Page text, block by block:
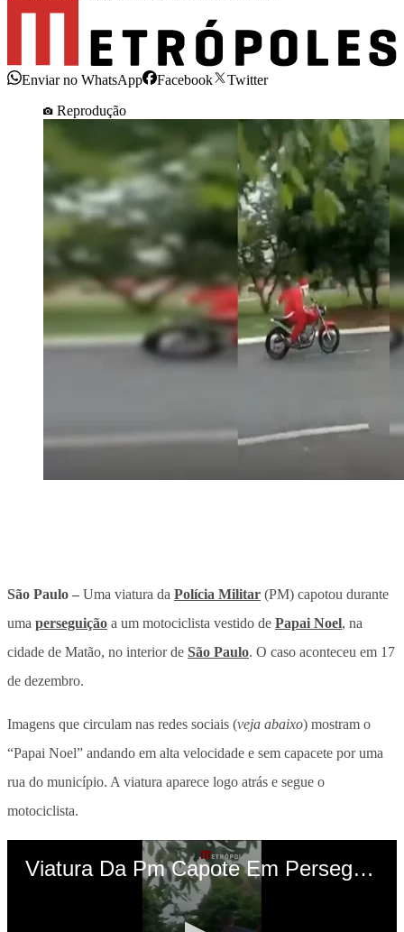
Enviar no WhatsApp Facebook
Twitter
Reprodução
São Paulo – Uma viatura da Polícia Militar (PM) capotou durante
uma perseguição a um motociclista vestido de Papai Noel, na
cidade de Matão, no interior de São Paulo. O caso aconteceu em 17
de dezembro.
Imagens que circulam nas redes sociais (veja abaixo) mostram o
“Papai Noel” andando em alta velocidade e sem capacete por uma
rua do município. A viatura aparece logo atrás e segue o
motociclista.